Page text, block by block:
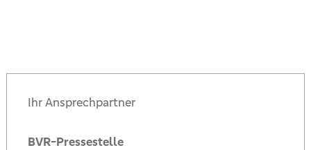
Ihr Ansprechpartner
BVR-Pressestelle